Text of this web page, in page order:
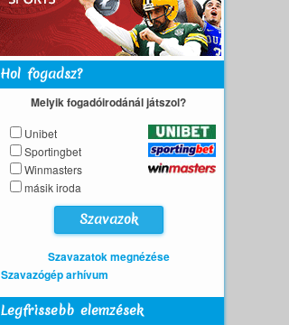
Hol fogadsz?
Melyik fogadóirodánál játszol?
Unibet
Sportingbet
Winmasters
másik iroda
Szavazatok megnézése
Szavazógép arhívum
Legfrissebb elemzések